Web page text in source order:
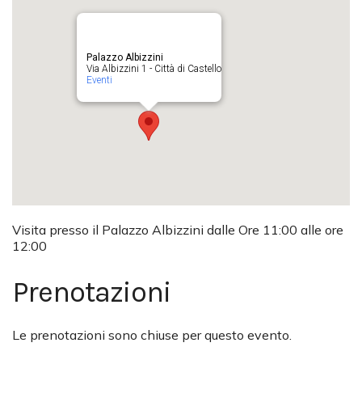
Palazzo Albizzini
Via Albizzini 1 - Città di Castello
Eventi
Visita presso il Palazzo Albizzini dalle Ore 11:00 alle ore
12:00
Prenotazioni
Le prenotazioni sono chiuse per questo evento.